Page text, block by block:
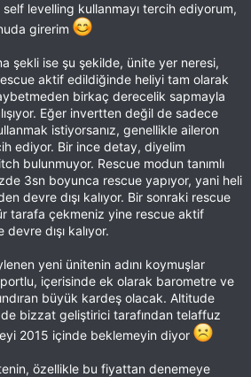
levelling kullanmayı tercih ediyorum,
girerim
şekli ise şu şekilde, ünite yer neresi,
aktif edildiğinde heliyi tam olarak
birkaç derecelik sapmayla
Eğer invertten değil de sadece
istiyorsanız, genellikle aileron
ediyor. Bir ince detay, diyelim
bulunmuyor. Rescue modun tanımlı
3sn boyunca rescue yapıyor, yani heli
devre dışı kalıyor. Bir sonraki rescue
tarafa çekmeniz yine rescue aktif
dışı kalıyor.
yeni ünitenin adını koymuşlar
içerisinde ek olarak barometre ve
büyük kardeş olacak. Altitude
bizzat geliştirici tarafından telaffuz
2015 içinde beklemeyin diyor
özellikle bu fiyattan denemeye